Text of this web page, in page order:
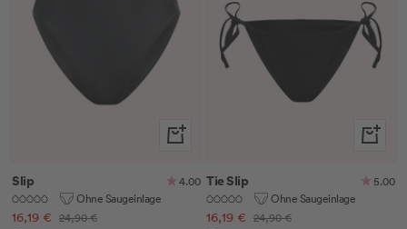
Schnellansicht
Slip
4.00
Ohne Saugeinlage
Angebotspreis
16,19 € Regulärer
24,90 €
Tie Slip
5.00
Ohne Saugeinlage
Angebotspreis
16,19 € Regulärer
24,90 €